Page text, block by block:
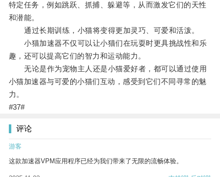
特定任务，例如跳跃、抓捕、躲避等，从而激发它们的天性
和潜能。
通过长期训练，小猫将变得更加灵巧、可爱和活泼。
小猫加速器不仅可以让小猫们在玩耍时更具挑战性和乐
趣，还可以提高它们的智力和运动能力。
无论是作为宠物主人还是小猫爱好者，都可以通过使用
小猫加速器与可爱的小猫们互动，感受到它们不同寻常的魅
力。
#37#
评论
游客
这款加速器VPM应用程序已经为我们带来了无限的流畅体验。